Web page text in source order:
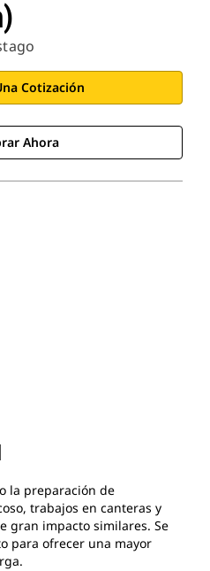
Cotización
Ahora
la preparación de
trabajos en canteras y
gran impacto similares. Se
para ofrecer una mayor